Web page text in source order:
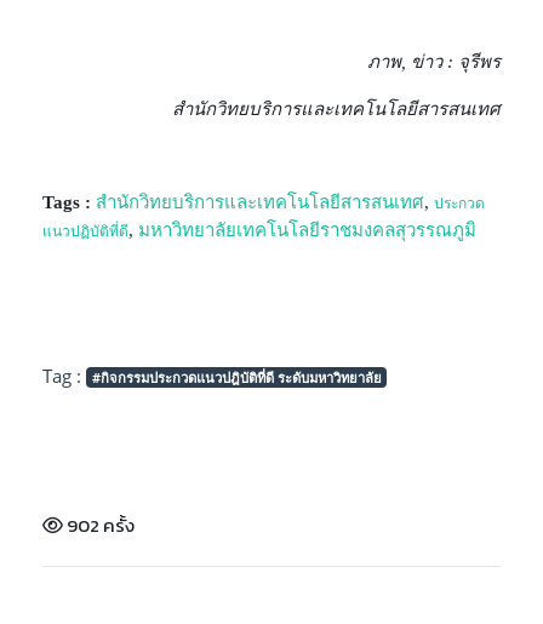
ภาพ, ข่าว : จุรีพร
สำนักวิทยบริการและเทคโนโลยีสารสนเทศ
Tags : สำนักวิทยบริการและเทคโนโลยีสารสนเทศ, ประกวด
แนวปฏิบัติที่ดี, มหาวิทยาลัยเทคโนโลยีราชมงคลสุวรรณภูมิ
Tag : #กิจกรรมประกวดแนวปฎิบัติที่ดี ระดับมหาวิทยาลัย
902 ครั้ง